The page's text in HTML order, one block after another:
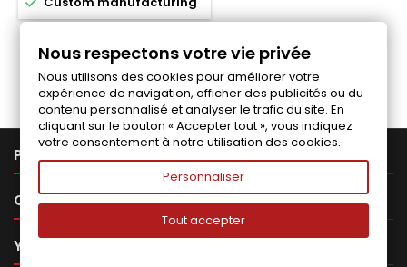
Follow us on Facebook
PRODUCTS
OUR COMPANY 
YOUR ACCOUNT 
Nous respectons votre vie privée
Nous utilisons des cookies pour améliorer votre
expérience de navigation, afficher des publicités ou du
contenu personnalisé et analyser le trafic du site. En
cliquant sur le bouton « Accepter tout », vous indiquez
votre consentement à notre utilisation des cookies.
Personnaliser
Tout accepter